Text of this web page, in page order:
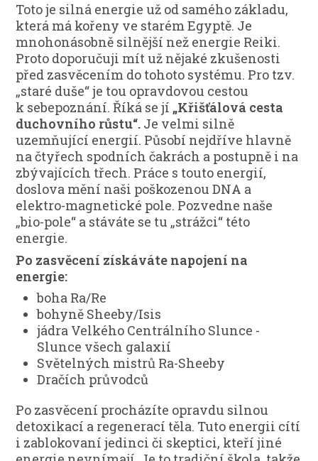
Toto je silná energie už od samého základu,
která má kořeny ve starém Egyptě. Je
mnohonásobně silnější než energie Reiki.
Proto doporučuji mít už nějaké zkušenosti
před zasvěcením do tohoto systému. Pro tzv.
„staré duše“ je tou opravdovou cestou
k sebepoznání. Říká se jí „Křišťálová cesta
duchovního růstu“. Je velmi silně
uzemňující energií. Působí nejdříve hlavně
na čtyřech spodních čakrách a postupně i na
zbývajících třech. Práce s touto energií,
doslova mění naši poškozenou DNA a
elektro-magnetické pole. Pozvedne naše
„bio-pole“ a stáváte se tu „strážci“ této
energie.
Po zasvěcení získáváte napojení na
energie:
boha Ra/Re
bohyně Sheeby/Isis
jádra Velkého Centrálního Slunce -
Slunce všech galaxií
Světelných mistrů Ra-Sheeby
Dračích průvodců
Po zasvěcení procházíte opravdu silnou
detoxikací a regenerací těla. Tuto energii cítí
i zablokovaní jedinci či skeptici, kteří jiné